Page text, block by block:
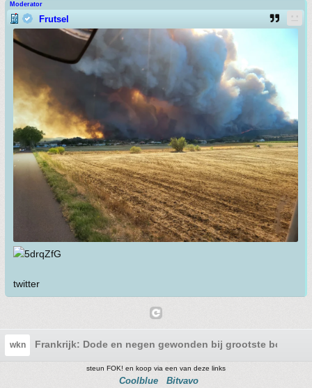
Moderator
Frutsel
twitter
wkn Frankrijk: Dode en negen gewonden bij grootste
steun FOK! en koop via een van deze links
Coolblue Bitvavo